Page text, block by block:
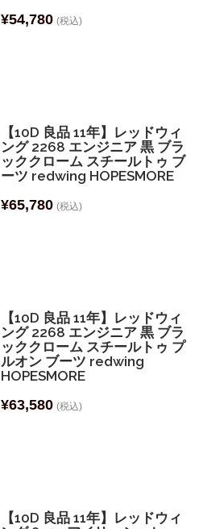
¥54,780 (税込)
【10D 良品 11年】レッドウィ
ング 2268 エンジニア 黒 ブラ
ッククローム スチールトゥ ブ
ーツ redwing HOPESMORE
¥65,780 (税込)
【10D 良品 11年】レッドウィ
ング 2268 エンジニア 黒 ブラ
ッククローム スチールトゥ プ
ルオン ブーツ redwing
HOPESMORE
¥63,580 (税込)
【10D 良品 11年】レッドウィ